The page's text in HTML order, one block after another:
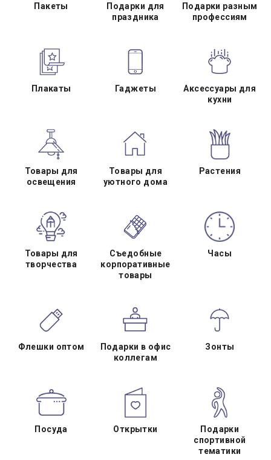
Пакеты
Подарки для
праздника
Подарки разным
профессиям
Плакаты Гаджеты
Аксессуары для
кухни
Товары для
освещения
Товары для
уютного дома
Растения
Товары для
творчества
Съедобные
корпоративные
товары
Часы
Флешки оптом
Подарки в офис
коллегам
Зонты
Посуда Открытки
Подарки
спортивной
тематики